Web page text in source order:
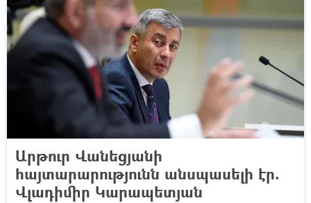
Արթուր Վանեցյանի
հայտարարությունն անսպասելի էր.
Վլադիմիր Կարապետյան